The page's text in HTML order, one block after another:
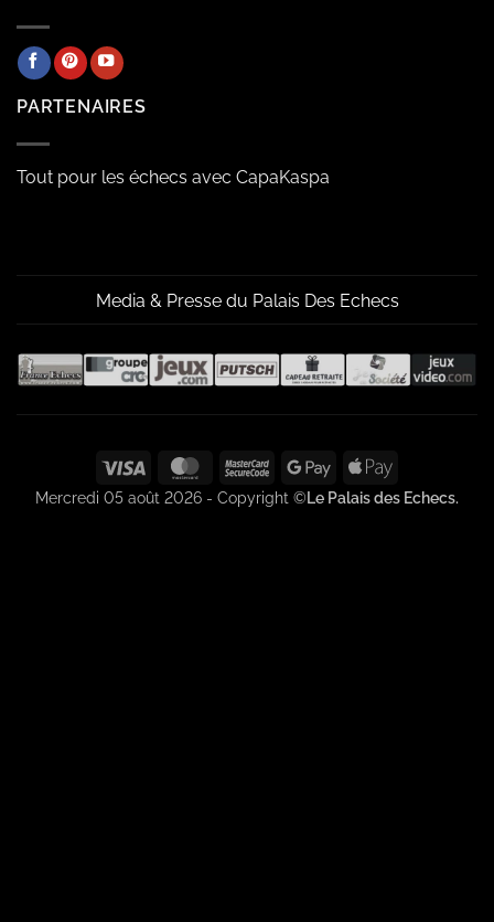
PARTENAIRES
Tout pour les échecs avec CapaKaspa
Media & Presse du Palais Des Echecs
Visa MasterCardMasterCard
2
Google
Pay
Apple
Pay
Mercredi 05 août 2026 - Copyright ©Le Palais des Echecs.